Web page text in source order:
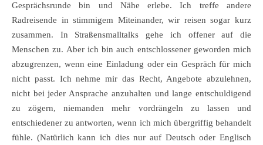
Gesprächsrunde bin und Nähe erlebe. Ich treffe andere
Radreisende in stimmigem Miteinander, wir reisen sogar kurz
zusammen. In Straßensmalltalks gehe ich offener auf die
Menschen zu. Aber ich bin auch entschlossener geworden mich
abzugrenzen, wenn eine Einladung oder ein Gespräch für mich
nicht passt. Ich nehme mir das Recht, Angebote abzulehnen,
nicht bei jeder Ansprache anzuhalten und lange entschuldigend
zu zögern, niemanden mehr vordrängeln zu lassen und
entschiedener zu antworten, wenn ich mich übergriffig behandelt
fühle. (Natürlich kann ich dies nur auf Deutsch oder Englisch